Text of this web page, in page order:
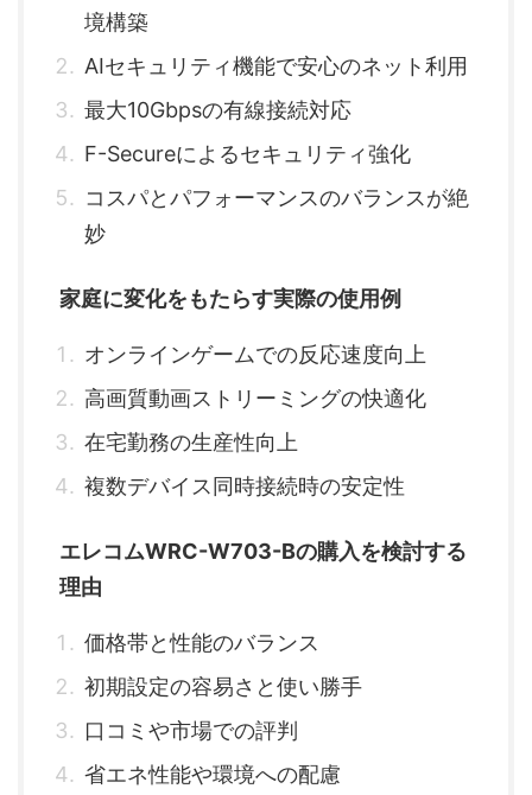
境構築
AIセキュリティ機能で安心のネット利用
最大10Gbpsの有線接続対応
F-Secureによるセキュリティ強化
コスパとパフォーマンスのバランスが絶
妙
家庭に変化をもたらす実際の使用例
オンラインゲームでの反応速度向上
高画質動画ストリーミングの快適化
在宅勤務の生産性向上
複数デバイス同時接続時の安定性
エレコムWRC-W703-Bの購入を検討する
理由
価格帯と性能のバランス
初期設定の容易さと使い勝手
口コミや市場での評判
省エネ性能や環境への配慮